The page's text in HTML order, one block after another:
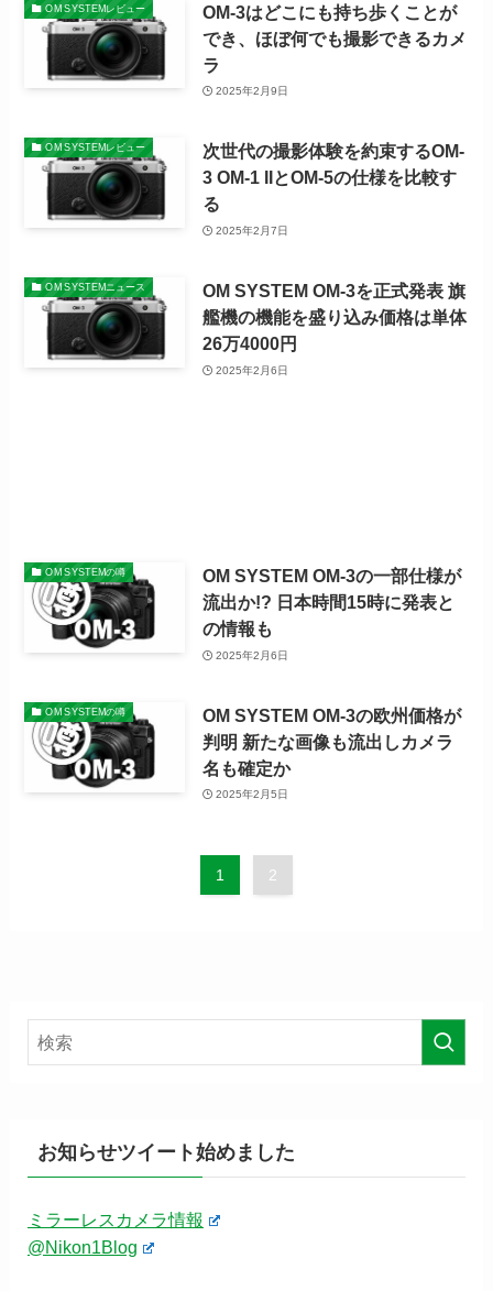
OM SYSTEMレビュー
OM-3はどこにも持ち歩くことが
でき、ほぼ何でも撮影できるカメ
ラ
2025年2月9日
OM SYSTEMレビュー
次世代の撮影体験を約束するOM-
3 OM-1 IIとOM-5の仕様を比較す
る
2025年2月7日
OM SYSTEMニュース
OM SYSTEM OM-3を正式発表 旗
艦機の機能を盛り込み価格は単体
26万4000円
2025年2月6日
OM SYSTEMの噂
OM SYSTEM OM-3の一部仕様が
流出か!? 日本時間15時に発表と
の情報も
2025年2月6日
OM SYSTEMの噂
OM SYSTEM OM-3の欧州価格が
判明 新たな画像も流出しカメラ
名も確定か
2025年2月5日
1 2
お知らせツイート始めました
ミラーレスカメラ情報
@Nikon1Blog